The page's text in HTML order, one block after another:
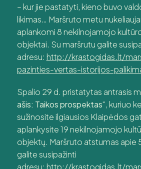
– kur jie pastatyti, kieno buvo
likimas… Maršruto metu
aplankomi 8 nekilnojamojo
objektai. Su maršrutu galite
adresu: http://krastogidas.lt/
pazinties-vertas-istorijos-
Spalio 29 d. pristatytas antrasis
ašis: Taikos prospektas“, kuriuo
sužinosite ilgiausios Klaipėdos
aplankysite 19 nekilnojamojo
objektų. Maršruto atstumas apie
galite susipažinti
adresu: http://krastogidas.lt/